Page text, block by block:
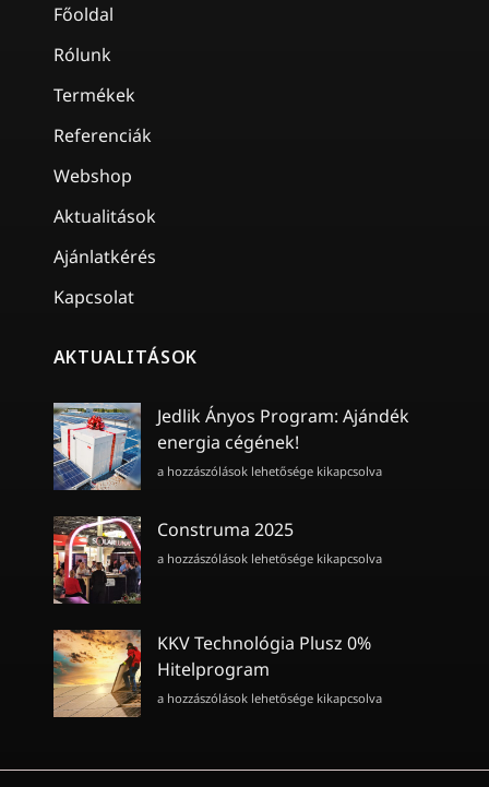
Főoldal
Rólunk
Termékek
Referenciák
Webshop
Aktualitások
Ajánlatkérés
Kapcsolat
AKTUALITÁSOK
Jedlik Ányos Program: Ajándék
energia cégének!
Jedlik
Ajándék
cégének!
a hozzászólások lehetősége kikapcsolva
Construma 2025
Construma
a hozzászólások lehetősége kikapcsolva
KKV Technológia Plusz 0%
Hitelprogram
KKV
Hitelprogram
a hozzászólások lehetősége kikapcsolva